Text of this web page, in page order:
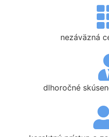
nezáväzná
dlhoročné